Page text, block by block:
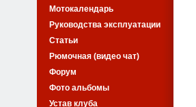
Мотокалендарь
Руководства эксплуатации
Статьи
Рюмочная (видео чат)
Форум
Фото альбомы
Устав клуба